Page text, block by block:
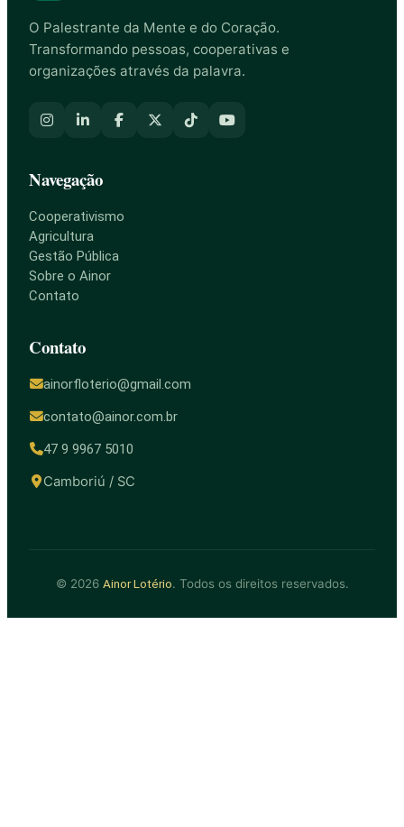
O Palestrante da Mente e do Coração.
Transformando pessoas, cooperativas e
organizações através da palavra.
Navegação
Cooperativismo
Agricultura
Gestão Pública
Sobre o Ainor
Contato
Contato
ainorfloterio@gmail.com
contato@ainor.com.br
47 9 9967 5010
Camboriú / SC
© 2026 Ainor Lotério. Todos os direitos reservados.